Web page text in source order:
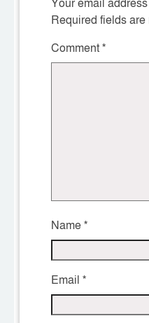
Your email
Required fields are
Comment*
Name*
Email *